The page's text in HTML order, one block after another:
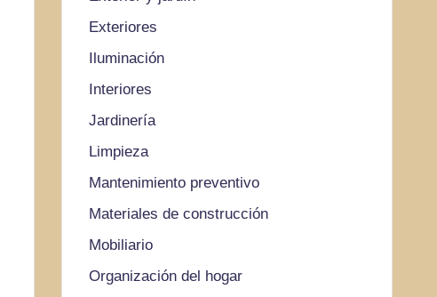
Exteriores
Iluminación
Interiores
Jardinería
Limpieza
Mantenimiento preventivo
Materiales de construcción
Mobiliario
Organización del hogar